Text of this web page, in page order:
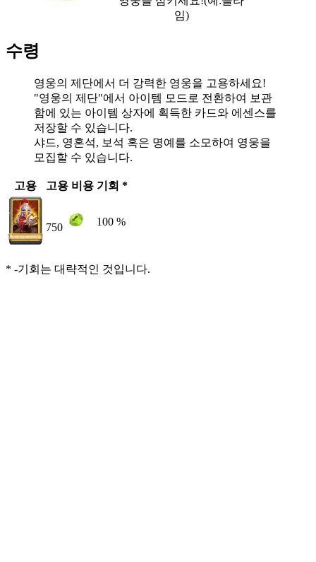
임)
수령
영웅의 제단에서 더 강력한 영웅을 고용하세요!
"영웅의 제단"에서 아이템 모드로 전환하여 보관
함에 있는 아이템 상자에 획득한 카드와 에센스를
저장할 수 있습니다.
샤드, 영혼석, 보석 혹은 명예를 소모하여 영웅을
모집할 수 있습니다.
고용 고용 비용 기회 *
750 100 %
* -기회는 대략적인 것입니다.